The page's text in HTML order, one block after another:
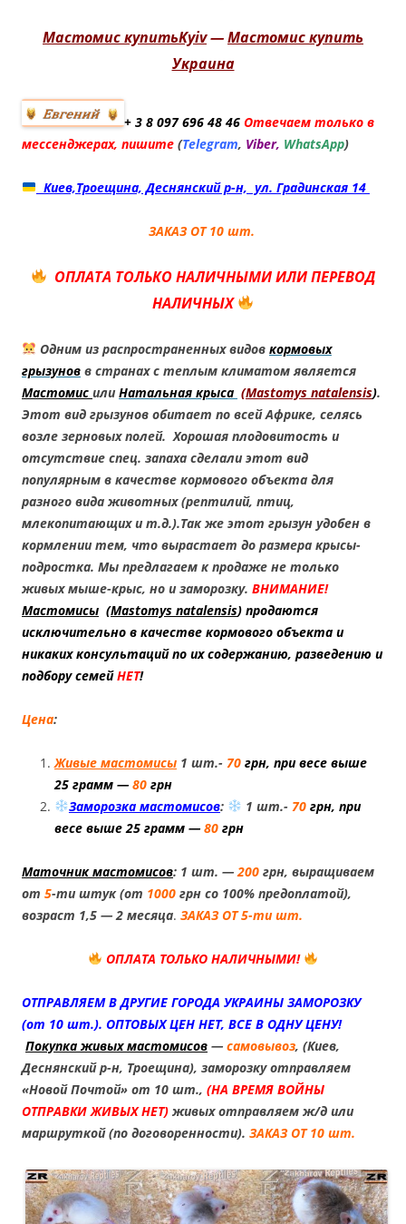
Мастомис купитьKyiv—Мастомис купить
Украина
+ 3 8 097 696 48 46 Отвечаем только в
мессенджерах, пишите (Telegram, Viber, WhatsApp)
Киев,Троещина, Деснянский р-н, ул. Градинская 14
ЗАКАЗ ОТ 10 шт.
ОПЛАТА ТОЛЬКО НАЛИЧНЫМИ ИЛИ ПЕРЕВОД
НАЛИЧНЫХ
Одним из распространенных видов кормовых
грызунов в странах с теплым климатом является
Мастомис или Натальная крыса (Mastomys natalensis).
Этот вид грызунов обитает по всей Африке, селясь
возле зерновых полей. Хорошая плодовитость и
отсутствие спец. запаха сделали этот вид
популярным в качестве кормового объекта для
разного вида животных (рептилий, птиц,
млекопитающих и т.д.).Так же этот грызун удобен в
кормлении тем, что вырастает до размера крысы-
подростка. Мы предлагаем к продаже не только
живых мыше-крыс, но и заморозку. ВНИМАНИЕ!
Мастомисы (Mastomys natalensis) продаются
исключительно в качестве кормового объекта и
никаких консультаций по их содержанию, разведению и
подбору семейНЕТ!
Цена:
Живые мастомисы 1 шт.- 70 грн, при весе выше
25 грамм — 80 грн
Заморозка мастомисов: 1 шт.- 70 грн, при
весе выше 25 грамм — 80 грн
Маточник мастомисов: 1 шт. —200 грн, выращиваем
от 5-ти штук (от 1000 грн со 100% предоплатой),
возраст 1,5 — 2 месяца. ЗАКАЗ ОТ 5-ти шт.
ОПЛАТА ТОЛЬКО НАЛИЧНЫМИ!
ОТПРАВЛЯЕМ В ДРУГИЕ ГОРОДА УКРАИНЫ ЗАМОРОЗКУ
(от 10 шт.). ОПТОВЫХ ЦЕН НЕТ, ВСЕ В ОДНУ ЦЕНУ!
Покупка живых мастомисов — самовывоз, (Киев,
Деснянский р-н, Троещина), заморозку отправляем
«Новой Почтой» от 10 шт., (НА ВРЕМЯ ВОЙНЫ
ОТПРАВКИ ЖИВЫХ НЕТ) живых отправляем ж/д или
маршруткой (по договоренности). ЗАКАЗ ОТ 10 шт.